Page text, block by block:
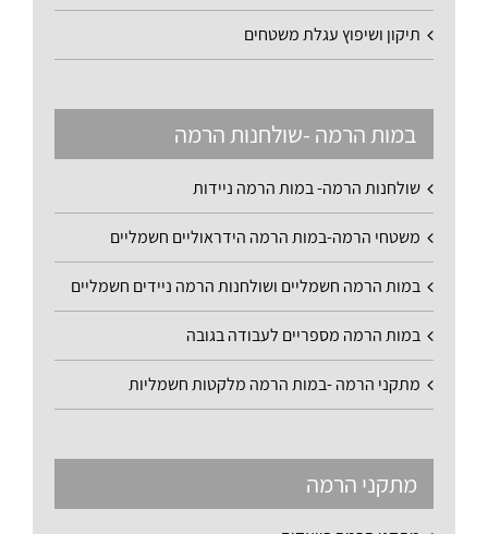
תיקון ושיפוץ עגלת משטחים
במות הרמה -שולחנות הרמה
שולחנות הרמה- במות הרמה ניידות
משטחי הרמה-במות הרמה הידראוליים חשמליים
במות הרמה חשמליים ושולחנות הרמה ניידים חשמליים
במות הרמה מספריים לעבודה בגובה
מתקני הרמה -במות הרמה מלקטות חשמליות
מתקני הרמה